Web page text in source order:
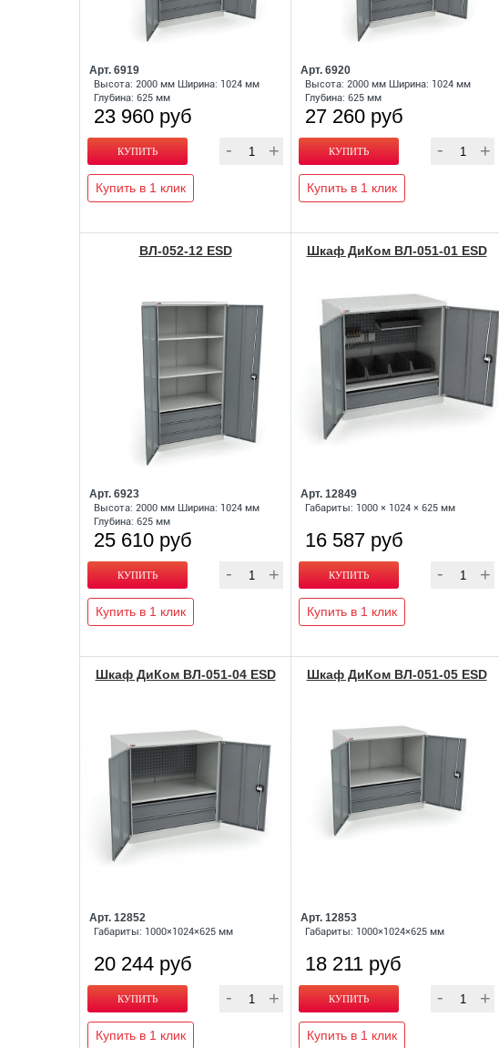
Арт. 6919
Высота: 2000 мм Ширина: 1024 мм
Глубина: 625 мм
23 960 руб
Купить в 1 клик
Арт. 6920
Высота: 2000 мм Ширина: 1024 мм
Глубина: 625 мм
27 260 руб
Купить в 1 клик
ВЛ-052-12 ESD
Арт. 6923
Высота: 2000 мм Ширина: 1024 мм
Глубина: 625 мм
25 610 руб
Купить в 1 клик
Шкаф ДиКом ВЛ-051-01 ESD
Арт. 12849
Габариты: 1000 × 1024 × 625 мм
16 587 руб
Купить в 1 клик
Шкаф ДиКом ВЛ-051-04 ESD
Арт. 12852
Габариты: 1000×1024×625 мм
20 244 руб
Купить в 1 клик
Шкаф ДиКом ВЛ-051-05 ESD
Арт. 12853
Габариты: 1000×1024×625 мм
18 211 руб
Купить в 1 клик